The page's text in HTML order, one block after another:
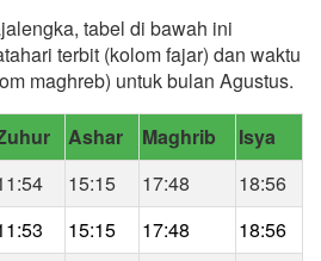
tabel di bawah ini
terbit (kolom fajar) dan waktu
maghreb) untuk bulan Agustus.
Ashar Maghrib
Isya
15:15 17:48
18:56
15:15 17:48
18:56